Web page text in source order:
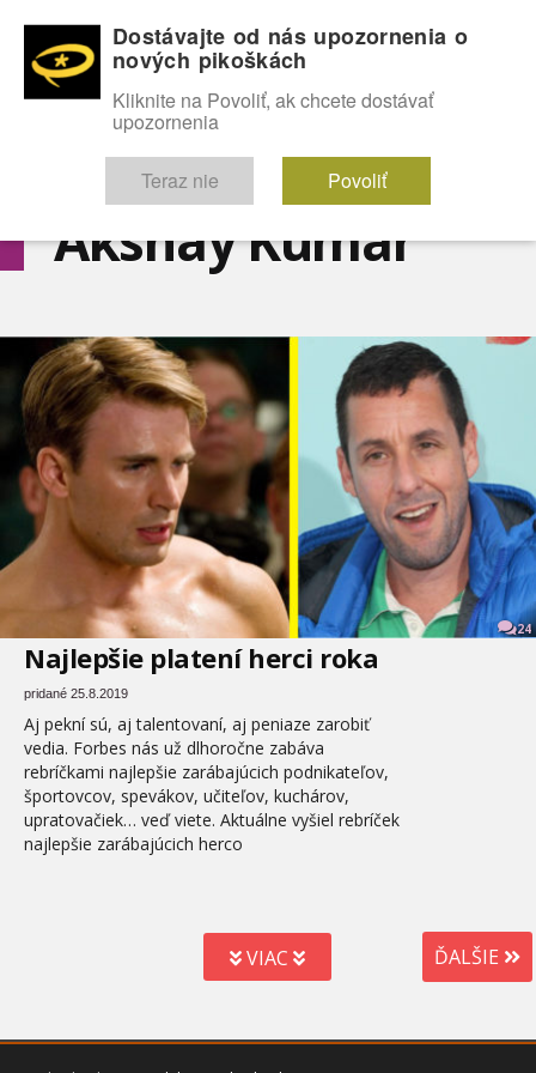
OMG! SEXICE
Akshay Kumar
24
Najlepšie platení herci roka
pridané 25.8.2019
Aj pekní sú, aj talentovaní, aj peniaze zarobiť
vedia. Forbes nás už dlhoročne zabáva
rebríčkami najlepšie zarábajúcich podnikateľov,
športovcov, spevákov, učiteľov, kuchárov,
upratovačiek… veď viete. Aktuálne vyšiel rebríček
najlepšie zarábajúcich herco
VIAC ĎALŠIE
Dostávajte od nás upozornenia o
nových pikoškách
Kliknite na Povoliť, ak chcete dostávať
upozornenia
Teraz nie Povoliť